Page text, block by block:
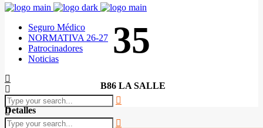
Seguro Médico
NORMATIVA 26-27
Patrocinadores
Noticias
35
B86 LA SALLE
Detalles